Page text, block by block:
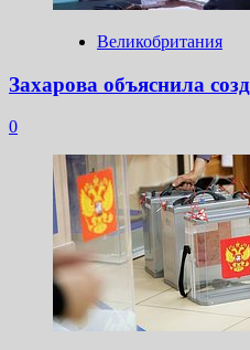
Великобритания
Захарова объяснила
0